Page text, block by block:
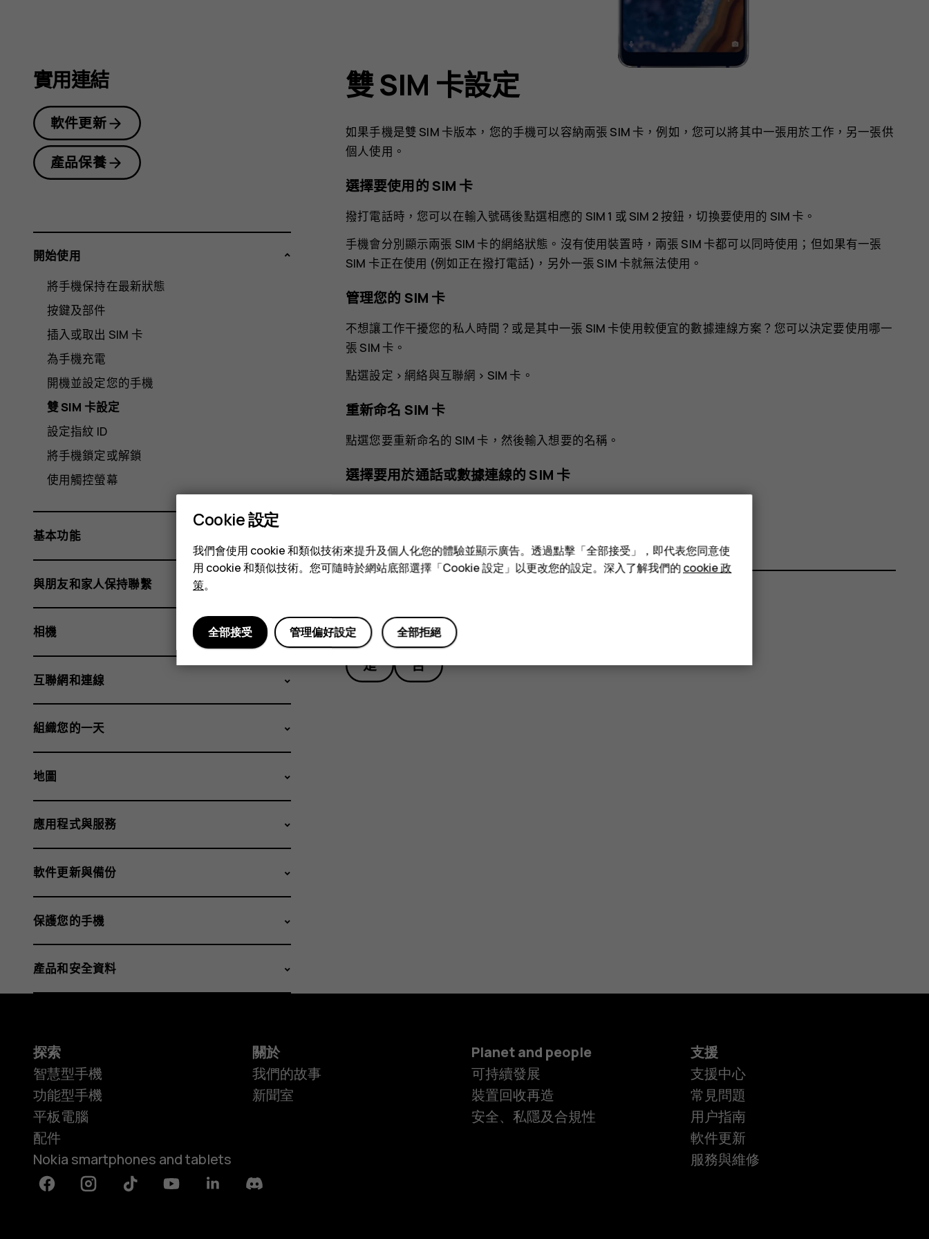
指
南
雙 SIM 卡設定
如果手機是雙 SIM 卡版本，您的手機可以容納兩張 SIM 卡，例如，您可以將其中一張用於工作，另一張供
個人使用。
選擇要使用的 SIM 卡
撥打電話時，您可以在輸入號碼後點選相應的 SIM 1 或 SIM 2 按鈕，切換要使用的 SIM 卡。
手機會分別顯示兩張 SIM 卡的網絡狀態。沒有使用裝置時，兩張 SIM 卡都可以同時使用；但如果有一張
SIM 卡正在使用 (例如正在撥打電話)，另外一張 SIM 卡就無法使用。
管理您的 SIM 卡
不想讓工作干擾您的私人時間？或是其中一張 SIM 卡使用較便宜的數據連線方案？您可以決定要使用哪一
張 SIM 卡。
點選設定 > 網絡與互聯網 > SIM 卡 。
重新命名 SIM 卡
點選您要重新命名的 SIM 卡，然後輸入想要的名稱。
選擇要用於通話或數據連線的 SIM 卡
您認為這有幫助嗎？
是 否
實用連結
軟件更新
產品保養
開始使用
將手機保持在最新狀態
按鍵及部件
插入或取出 SIM 卡
為手機充電
開機並設定您的手機
雙 SIM 卡設定
設定指紋 ID
將手機鎖定或解鎖
使用觸控螢幕
基本功能
與朋友和家人保持聯繫
相機
互聯網和連線
組織您的一天
地圖
應用程式與服務
軟件更新與備份
保護您的手機
產品和安全資料
探索
智慧型手機
功能型手機
平板電腦
配件
Nokia smartphones and tablets
關於
我們的故事
新聞室
Planet and people
可持續發展
裝置回收再造
安全、私隱及合規性
支援
支援中心
常見問題
用户指南
軟件更新
服務與維修
FacebookInstagramTiktok YoutubeLinkedinDiscord
Cookie 設定
我們會使用 cookie 和類似技術來提升及個人化您的體驗並顯示廣告。透過點擊「全部接受」，即代表您同意使
用 cookie 和類似技術。您可隨時於網站底部選擇「Cookie 設定」以更改您的設定。深入了解我們的cookie 政
策。
全部拒絕
管理偏好設定
全部接受